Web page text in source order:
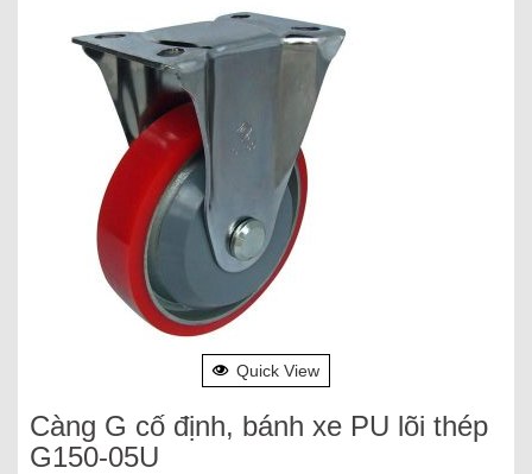
Quick View
Càng G cố định, bánh xe PU lõi thép
G150-05U